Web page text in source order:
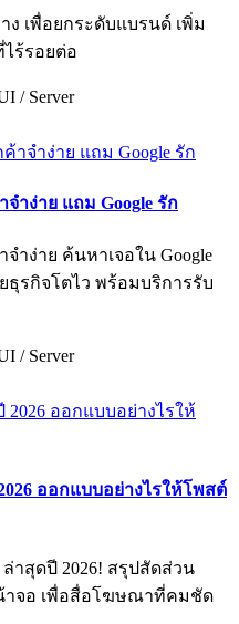
เพื่อยกระดับแบรนด์ เพิ่ม
ร้รอยต่อ
/ Server
ำง่าย แถม Google รัก
ำง่าย ค้นหาเจอใน Google
ธุรกิจโตไว พร้อมบริการรับ
/ Server
ออกแบบอย่างไรให้โพสต์
าสุดปี 2026! สรุปสัดส่วน
าจอ เพื่อสื่อโฆษณาที่คมชัด